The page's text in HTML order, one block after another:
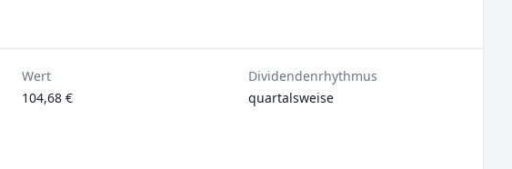
Wert
104,68 €
Dividendenrhythmus
quartalsweise